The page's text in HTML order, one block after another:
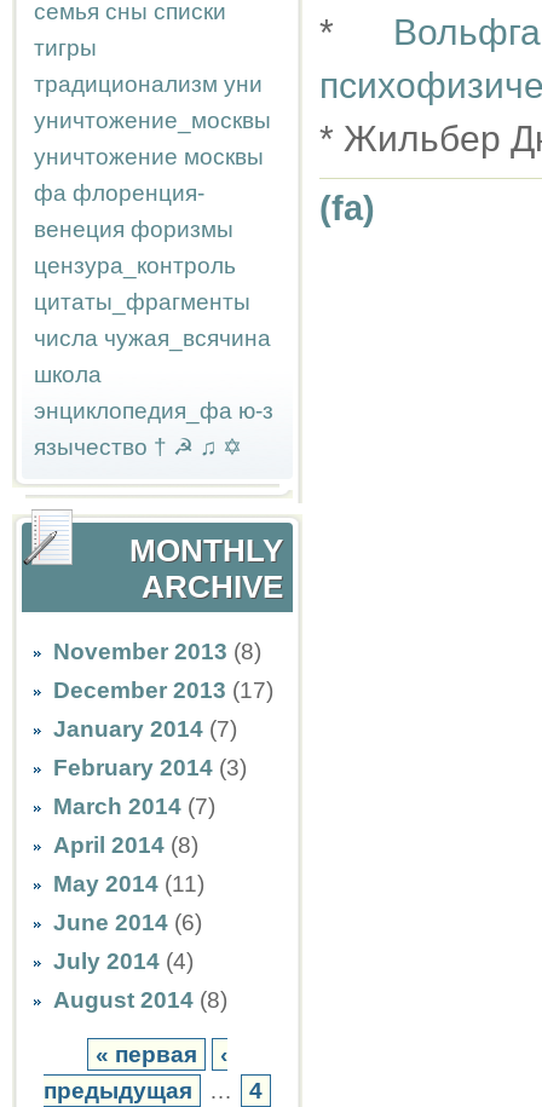
семья сны списки
тигры
традиционализм уни
уничтожение_москвы
уничтожение москвы
фа флоренция-
венеция форизмы
цензура_контроль
цитаты_фрагменты
числа чужая_всячина
школа
энциклопедия_фа ю-з
язычество † ☭ ♫ ✡
MONTHLY
ARCHIVE
November 2013 (8)
December 2013 (17)
January 2014 (7)
February 2014 (3)
March 2014 (7)
April 2014 (8)
May 2014 (11)
June 2014 (6)
July 2014 (4)
August 2014 (8)
« первая
‹
предыдущая
…
4
*
* Жильбер
(fa)